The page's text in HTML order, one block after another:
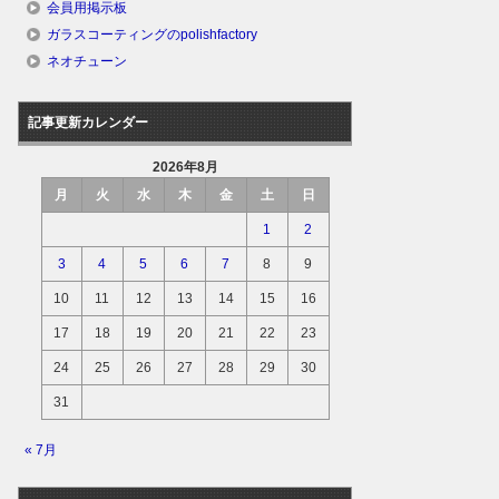
会員用掲示板
ガラスコーティングのpolishfactory
ネオチューン
記事更新カレンダー
2026年8月
月
火 水 木 金 土 日
1 2
3 4 5 6 7 8 9
10 11 12 13 14 15 16
17 18 19 20 21 22 23
24 25 26 27 28 29 30
31
« 7月